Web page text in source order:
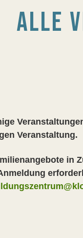
ALLE
Veranstaltung.
in